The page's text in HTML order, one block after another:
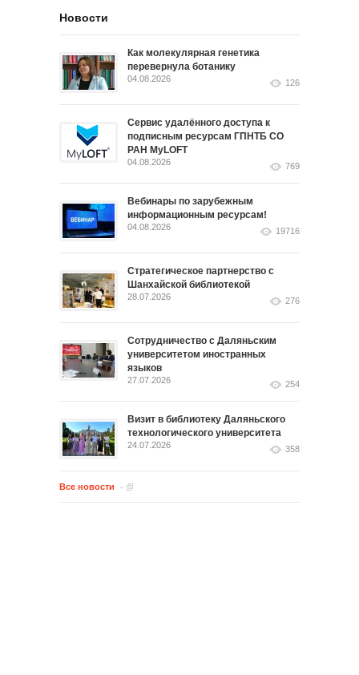
Новости
Как молекулярная генетика
перевернула ботанику
04.08.2026 126
Сервис удалённого доступа к
подписным ресурсам ГПНТБ СО
РАН MyLOFT
04.08.2026 769
Вебинары по зарубежным
информационным ресурсам!
04.08.2026 19716
Стратегическое партнерство с
Шанхайской библиотекой
28.07.2026 276
Сотрудничество с Даляньским
университетом иностранных
языков
27.07.2026 254
Визит в библиотеку Даляньского
технологического университета
24.07.2026 358
Все новости